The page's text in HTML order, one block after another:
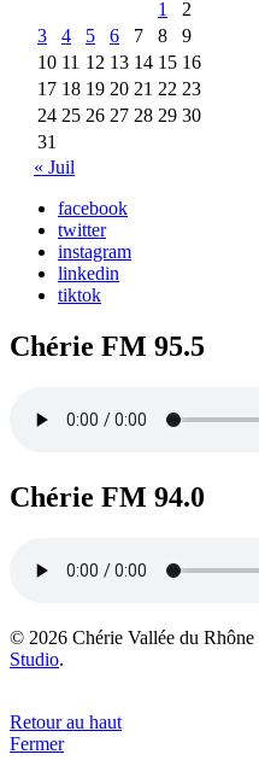
1
2
3
4 5 6 7 8
9
10 11 12 13 14 15 16
17 18 19 20 21 22 23
24 25 26 27 28 29 30
31
« Juil
facebook
twitter
instagram
linkedin
tiktok
Chérie FM 95.5
Chérie FM 94.0
© 2026 Chérie Vallée du Rhône
Studio.
Retour au haut
Fermer